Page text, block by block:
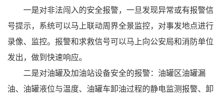
一是对非法闯入的安全报警，一旦发现异常或有报警信
号提示，系统可以马上联动周界全景监控，对事发地点进行
录像、监控。报警和求救信号可以马上向公安局和消防单位
发出，做到快速响应。
二是对油罐及加油站设备安全的报警：油罐区油罐漏
油、油罐液位与温度、油罐车卸油过程的静电监测报警、卸